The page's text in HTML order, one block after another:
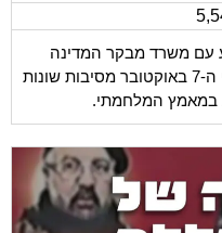
עם משרד מבקר המדינה
בנוגע לתחקיר של המבקר על אירועי ה-7 באוקטובר מסיבות שונות
במאמץ המלחמתי.